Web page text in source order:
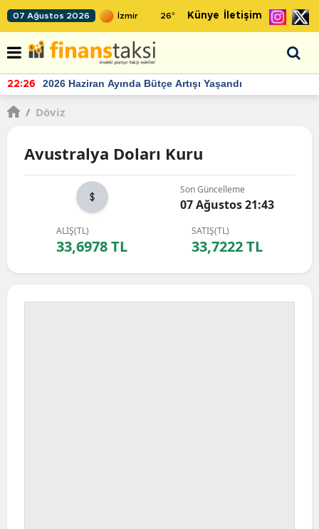
07 Ağustos 2026 26° Künye İletişim
22:26 2026 Haziran Ayında Bütçe Artışı Yaşandı
/ Döviz
Avustralya Doları Kuru
Son Güncelleme
07 Ağustos 21:43
ALIŞ(TL)
33,6978 TL
SATIŞ(TL)
33,7222 TL